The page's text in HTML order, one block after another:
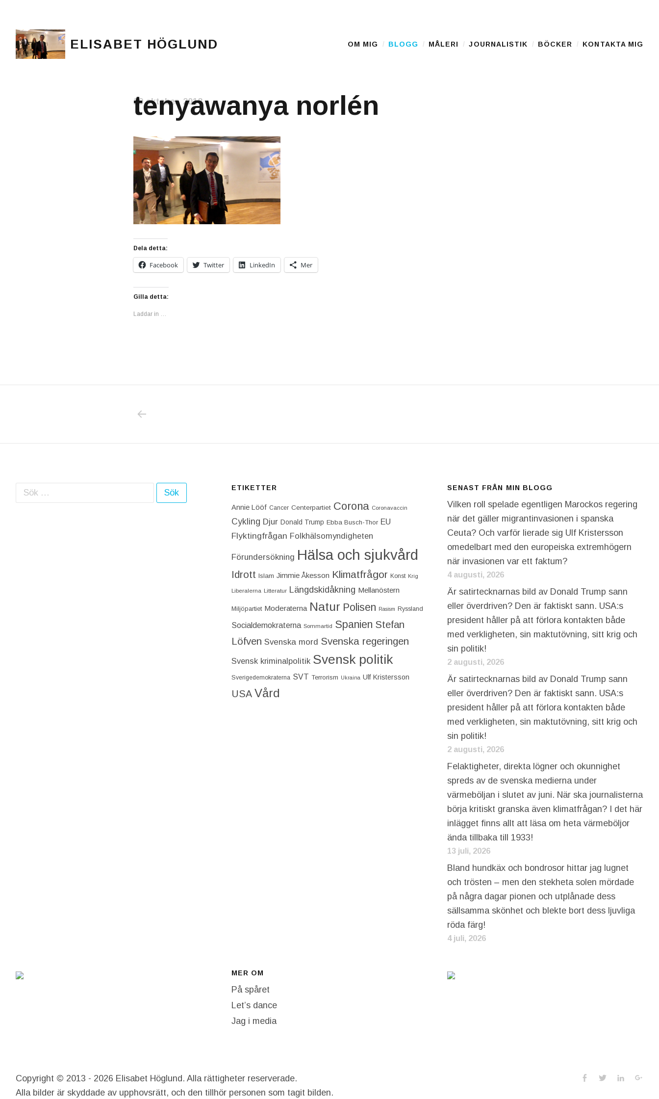
ELISABET HÖGLUND Main Menu
OM MIG BLOGG MÅLERI JOURNALISTIK BÖCKER KONTAKTA MIG
tenyawanya norlén
29 oktober, 2018
Dela detta:
Facebook Twitter LinkedIn Mer
Gilla detta:
Laddar in …
Sök efter: ETIKETTER
Annie Lööf Cancer Centerpartiet‎ Corona Coronavaccin
Cykling Djur Donald Trump Ebba Busch-Thor EU
Flyktingfrågan Folkhälsomyndigheten
Förundersökning Hälsa och sjukvård
Idrott Islam Jimmie Åkesson Klimatfrågor Konst Krig
Liberalerna Litteratur Längdskidåkning Mellanöstern
Miljöpartiet Moderaterna Natur Polisen Rasism Ryssland
Socialdemokraterna Sommartid Spanien Stefan
Löfven Svenska mord Svenska regeringen
Svensk kriminalpolitik Svensk politik
Sverigedemokraterna SVT Terrorism Ukraina Ulf Kristersson
USA Vård
SENAST FRÅN MIN BLOGG
Vilken roll spelade egentligen Marockos regering
när det gäller migrantinvasionen i spanska
Ceuta? Och varför lierade sig Ulf Kristersson
omedelbart med den europeiska extremhögern
när invasionen var ett faktum?
4 augusti, 2026
Är satirtecknarnas bild av Donald Trump sann
eller överdriven? Den är faktiskt sann. USA:s
president håller på att förlora kontakten både
med verkligheten, sin maktutövning, sitt krig och
sin politik!
2 augusti, 2026
Är satirtecknarnas bild av Donald Trump sann
eller överdriven? Den är faktiskt sann. USA:s
president håller på att förlora kontakten både
med verkligheten, sin maktutövning, sitt krig och
sin politik!
2 augusti, 2026
Felaktigheter, direkta lögner och okunnighet
spreds av de svenska medierna under
värmeböljan i slutet av juni. När ska journalisterna
börja kritiskt granska även klimatfrågan? I det här
inlägget finns allt att läsa om heta värmeböljor
ända tillbaka till 1933!
13 juli, 2026
Bland hundkäx och bondrosor hittar jag lugnet
och trösten – men den stekheta solen mördade
på några dagar pionen och utplånade dess
sällsamma skönhet och blekte bort dess ljuvliga
röda färg!
4 juli, 2026
MER OM
På spåret
Let’s dance
Jag i media
Social
Facebook
TwitterLinkedIn
Copyright © 2013 - 2026 Elisabet Höglund. Alla rättigheter reserverade.
Alla bilder är skyddade av upphovsrätt, och den tillhör personen som tagit bilden.